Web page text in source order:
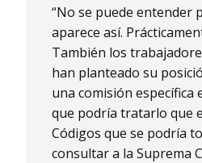
“No se puede entender
aparece así.
También los
han planteado su
una comisión específica
que podría tratarlo que
Códigos que se podría
consultar a la Suprema